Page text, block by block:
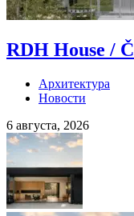
RDH House /
Архитектура
Новости
6 августа, 2026